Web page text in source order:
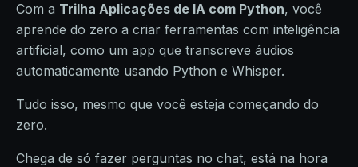
Com a Trilha Aplicações de IA com Python, você
aprende do zero a criar ferramentas com inteligência
artificial, como um app que transcreve áudios
automaticamente usando Python e Whisper.
Tudo isso, mesmo que você esteja começando do
zero.
Chega de só fazer perguntas no chat, está na hora